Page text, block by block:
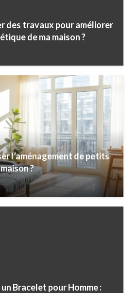
des travaux pour améliorer
de ma maison ?
l’aménagement de petits
?
Bracelet pour Homme :